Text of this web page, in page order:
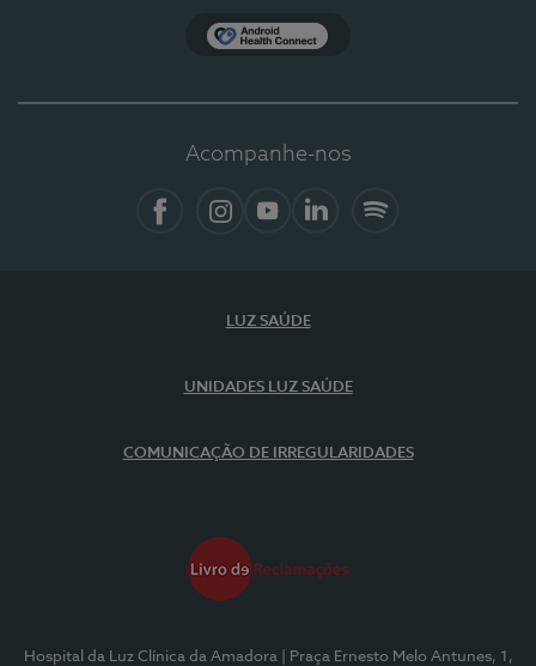
Acompanhe-nos
LUZ SAÚDE
UNIDADES LUZ SAÚDE
COMUNICAÇÃO DE IRREGULARIDADES
Hospital da Luz Clínica da Amadora
| Praça Ernesto Melo Antunes, 1,